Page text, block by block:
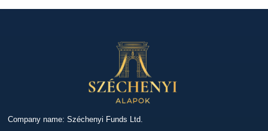
Company name: Széchenyi Funds Ltd.